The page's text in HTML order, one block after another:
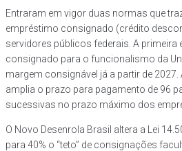
Entraram em vigor duas normas que
empréstimo consignado (crédito
servidores públicos federais. A primeira
consignado para o funcionalismo da
margem consignável já a partir de
amplia o prazo para pagamento de 96
sucessivas no prazo máximo dos
O Novo Desenrola Brasil altera a Lei
para 40% o “teto” de consignações